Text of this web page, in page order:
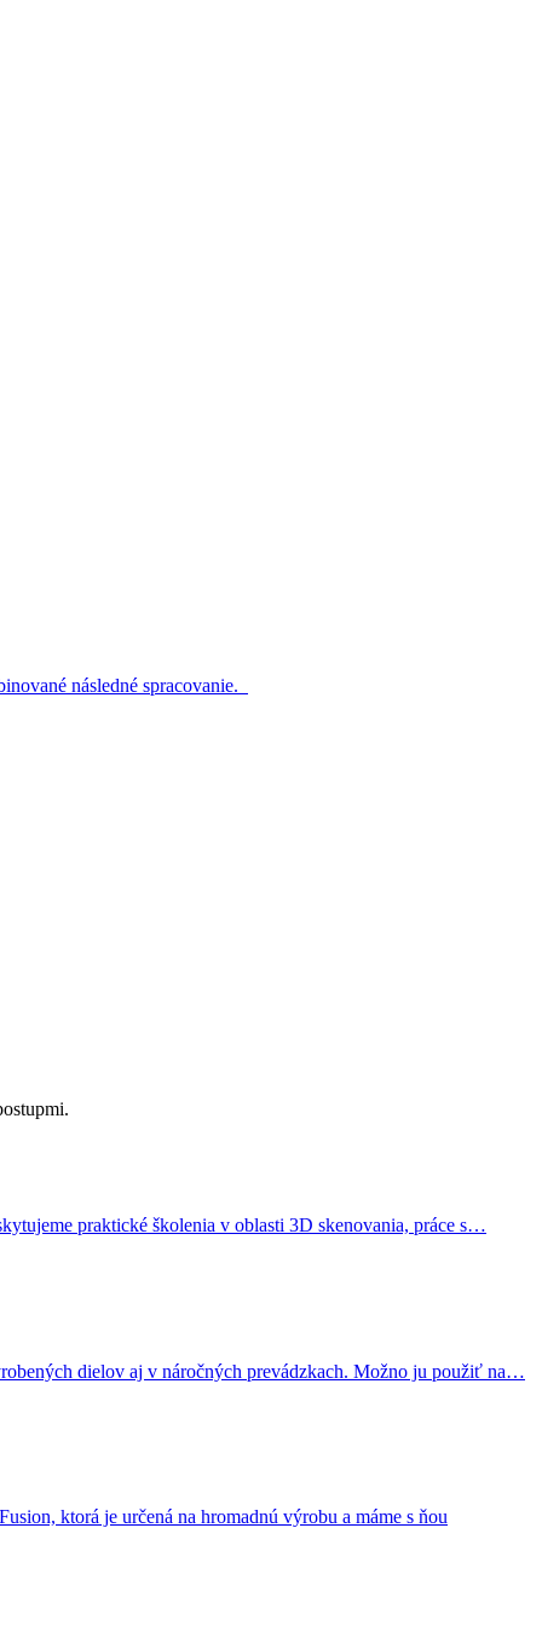
následné spracovanie.
praktické školenia v oblasti 3D skenovania, práce s…
dielov aj v náročných prevádzkach. Možno ju použiť na…
ktorá je určená na hromadnú výrobu a máme s ňou